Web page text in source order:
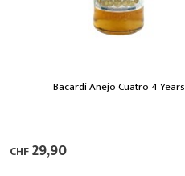
Bacardi Anejo Cuatro 4 Years
CHF29,90